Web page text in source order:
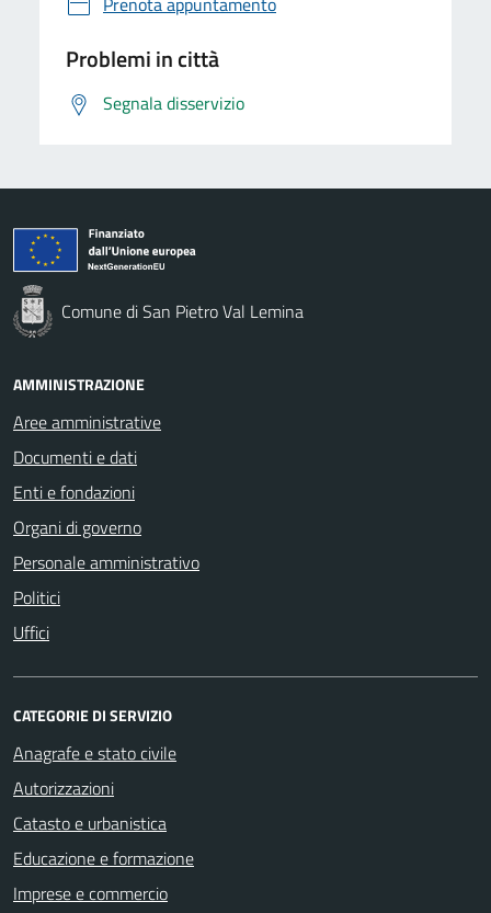
Problemi in città
Segnala disservizio
Comune di San Pietro Val Lemina
AMMINISTRAZIONE
Aree amministrative
Documenti e dati
Enti e fondazioni
Organi di governo
Personale amministrativo
Politici
Uffici
CATEGORIE DI SERVIZIO
Anagrafe e stato civile
Autorizzazioni
Catasto e urbanistica
Educazione e formazione
Imprese e commercio